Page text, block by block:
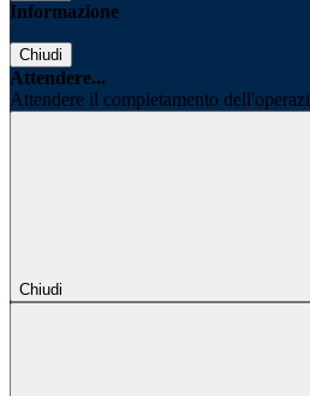
Informazione
Chiudi
Attendere...
Attendere il completamento
Chiudi